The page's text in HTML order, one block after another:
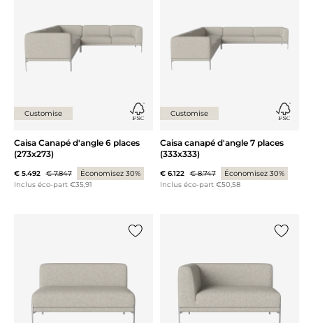
Customise
Caisa Canapé d'angle 6 places
(273x273)
€ 5.492 € 7.847
Économisez 30%
Inclus éco-part €35,91
Customise
Caisa canapé d'angle 7 places
(333x333)
€ 6.122 € 8.747
Économisez 30%
Inclus éco-part €50,58